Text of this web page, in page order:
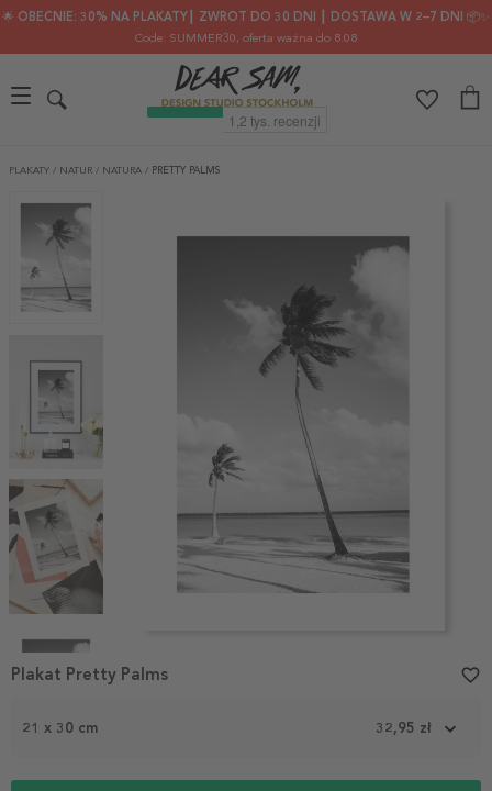
🌟 OBECNIE: 30% NA PLAKATY┃ ZWROT DO 30 DNI ┃ DOSTAWA W 2–7 DNI 📦✨
Code: SUMMER30, oferta ważna do 8.08
PLAKATY / NATUR / NATURA / PRETTY PALMS
1
21 x 30 cm 32,95 zł
Plakat Pretty Palms favorite_border